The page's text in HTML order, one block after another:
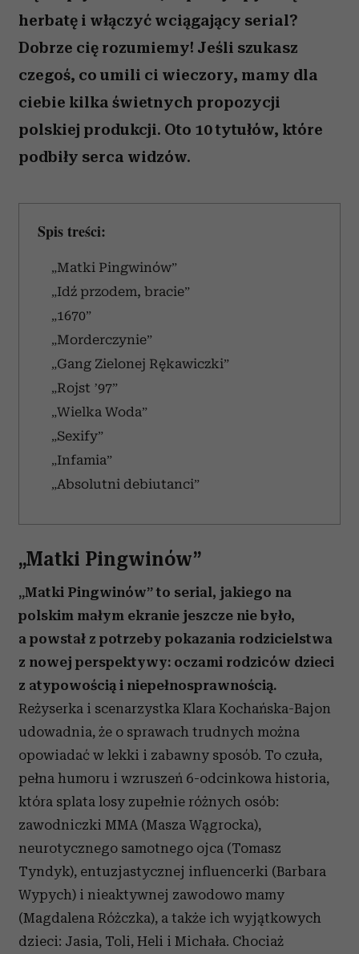
herbatę i włączyć wciągający serial?
Dobrze cię rozumiemy! Jeśli szukasz
czegoś, co umili ci wieczory, mamy dla
ciebie kilka świetnych propozycji
polskiej produkcji. Oto 10 tytułów, które
podbiły serca widzów.
Spis treści:
„Matki Pingwinów”
„Idź przodem, bracie”
„1670”
„Morderczynie”
„Gang Zielonej Rękawiczki”
„Rojst ’97”
„Wielka Woda”
„Sexify”
„Infamia”
„Absolutni debiutanci”
„Matki Pingwinów”
„Matki Pingwinów” to serial, jakiego na
polskim małym ekranie jeszcze nie było,
a powstał z potrzeby pokazania rodzicielstwa
z nowej perspektywy: oczami rodziców dzieci
z atypowością i niepełnosprawnością.
Reżyserka i scenarzystka Klara Kochańska-Bajon
udowadnia, że o sprawach trudnych można
opowiadać w lekki i zabawny sposób. To czuła,
pełna humoru i wzruszeń 6-odcinkowa historia,
która splata losy zupełnie różnych osób:
zawodniczki MMA (Masza Wągrocka),
neurotycznego samotnego ojca (Tomasz
Tyndyk), entuzjastycznej influencerki (Barbara
Wypych) i nieaktywnej zawodowo mamy
(Magdalena Różczka), a także ich wyjątkowych
dzieci: Jasia, Toli, Heli i Michała. Chociaż